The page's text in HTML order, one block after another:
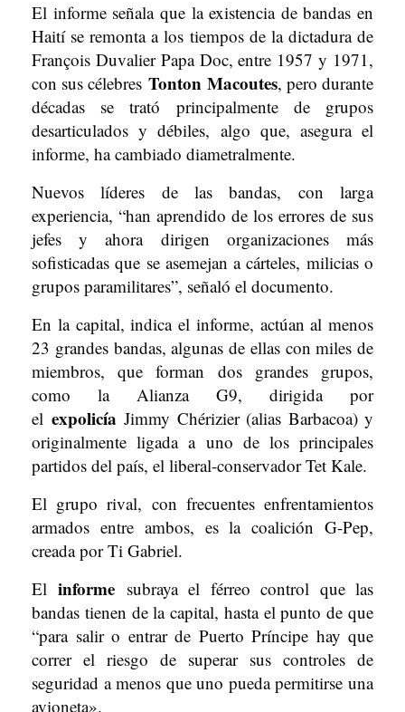
El informe señala que la existencia de bandas en
Haití se remonta a los tiempos de la dictadura de
François Duvalier Papa Doc, entre 1957 y 1971,
con sus célebres Tonton Macoutes, pero durante
décadas se trató principalmente de grupos
desarticulados y débiles, algo que, asegura el
informe, ha cambiado diametralmente.
Nuevos líderes de las bandas, con larga
experiencia, “han aprendido de los errores de sus
jefes y ahora dirigen organizaciones más
sofisticadas que se asemejan a cárteles, milicias o
grupos paramilitares”, señaló el documento.
En la capital, indica el informe, actúan al menos
23 grandes bandas, algunas de ellas con miles de
miembros, que forman dos grandes grupos,
como la Alianza G9, dirigida por
el expolicía Jimmy Chérizier (alias Barbacoa) y
originalmente ligada a uno de los principales
partidos del país, el liberal-conservador Tet Kale.
El grupo rival, con frecuentes enfrentamientos
armados entre ambos, es la coalición G-Pep,
creada por Ti Gabriel.
Elinforme subraya el férreo control que las
bandas tienen de la capital, hasta el punto de que
“para salir o entrar de Puerto Príncipe hay que
correr el riesgo de superar sus controles de
seguridad a menos que uno pueda permitirse una
avioneta».